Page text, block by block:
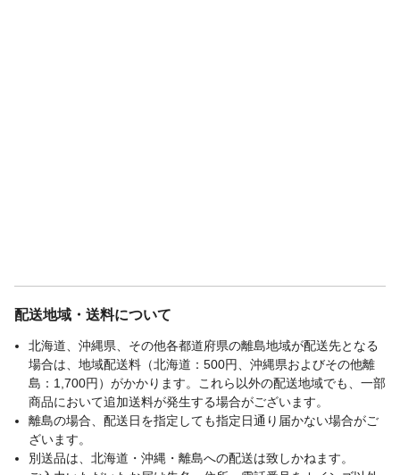
配送地域・送料について
北海道、沖縄県、その他各都道府県の離島地域が配送先となる
場合は、地域配送料（北海道：500円、沖縄県およびその他離
島：1,700円）がかかります。これら以外の配送地域でも、一部
商品において追加送料が発生する場合がございます。
離島の場合、配送日を指定しても指定日通り届かない場合がご
ざいます。
別送品は、北海道・沖縄・離島への配送は致しかねます。